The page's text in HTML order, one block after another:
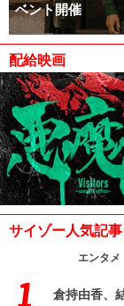
ベント開催
配給映画
サイゾー人気記
エンタメ
倉持由香、